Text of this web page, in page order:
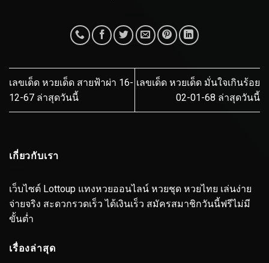
เลขเด็ด หวยเด็ด สายฟ้าผ่า 16-
12-67 ล่าสุดวันนี้
เลขเด็ด หวยเด็ด มั่นใจเกินร้อย
02-01-68 ล่าสุดวันนี้
เกี่ยวกับเรา
เว็บไซต์ Lottoup แทงหวยออนไลน์ หวยชุด หวยไทย เล่นง่าย
จ่ายจริง สะดวกรวดเร็ว ได้เงินเร็ว สมัครสมาชิกวันนี้ฟรีไม่มี
ขั้นต่ำ
เรื่องล่าสุด